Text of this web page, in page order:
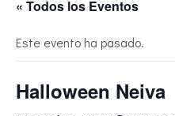
« Todos los Eventos
Este evento ha pasado.
Halloween Neiva